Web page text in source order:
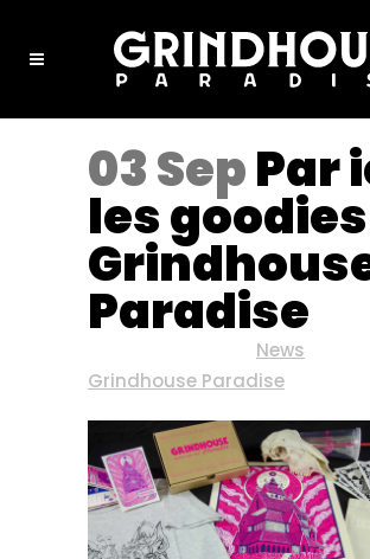
03 SepPar
les goodies
Paradise
News
Grindhouse Paradise